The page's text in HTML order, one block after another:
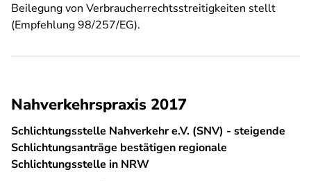
Beilegung von Verbraucherrechtsstreitigkeiten stellt
(Empfehlung 98/257/EG).
Nahverkehrspraxis 2017
Schlichtungsstelle Nahverkehr e.V. (SNV) - steigende
Schlichtungsanträge bestätigen regionale
Schlichtungsstelle in NRW